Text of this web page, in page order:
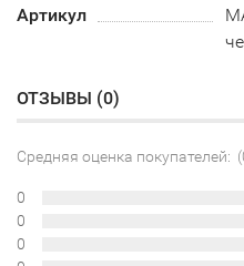
Артикул
ОТЗЫВЫ (0)
Средняя оценка покупателей:
0
0
0